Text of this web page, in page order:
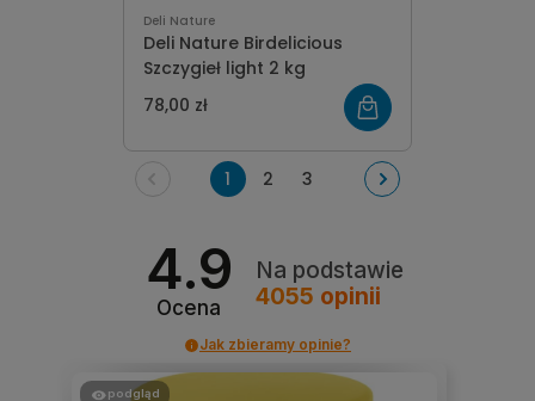
Deli Nature
Deli Nature Birdelicious
Szczygieł light 2 kg
78,00 zł
1 2 3
4.9
Ocena
Na podstawie
4055 opinii
Jak zbieramy opinie?
podgląd